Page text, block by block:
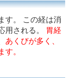
す。 この経は消
用される。
胃経
くびが多く、
す。